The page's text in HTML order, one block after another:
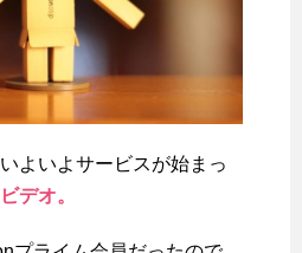
よいよサービスが始まっ
デオ。